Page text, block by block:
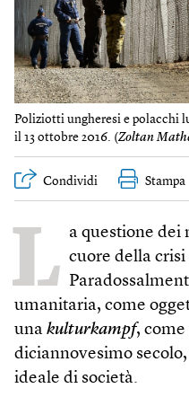
Poliziotti ungheresi e polacchi
il 13 ottobre 2016. (Zoltan
Condividi Stampa
L a questione dei
cuore della crisi
umanitaria, come
una kulturkampf,
diciannovesimo
ideale di società.